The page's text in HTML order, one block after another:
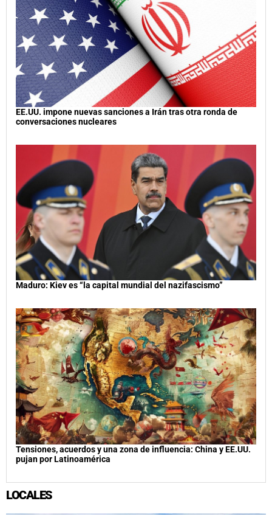
EE.UU. impone nuevas sanciones a Irán tras otra ronda de
conversaciones nucleares
Maduro: Kiev es “la capital mundial del nazifascismo”
Tensiones, acuerdos y una zona de influencia: China y EE.UU.
pujan por Latinoamérica
LOCALES